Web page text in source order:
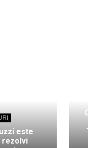
este
rezolvi